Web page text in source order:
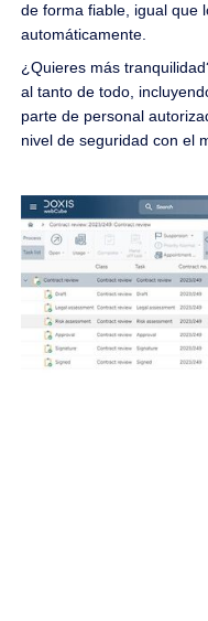
de forma fiable, igual que
automáticamente.
¿Quieres más
al tanto de todo,
parte de personal
nivel de seguridad con el